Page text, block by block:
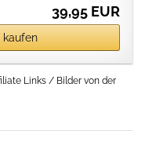
39,95 EUR
kaufen
Links / Bilder von der